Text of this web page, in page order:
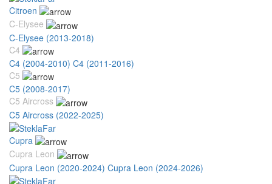
Citroen
C-Elysee
C-Elysee (2013-2018)
C4
C4 (2004-2010) C4 (2011-2016)
C5
C5 (2008-2017)
C5 Aircross
C5 Aircross (2022-2025)
Cupra
Cupra Leon
Cupra Leon (2020-2024) Cupra Leon (2024-2026)